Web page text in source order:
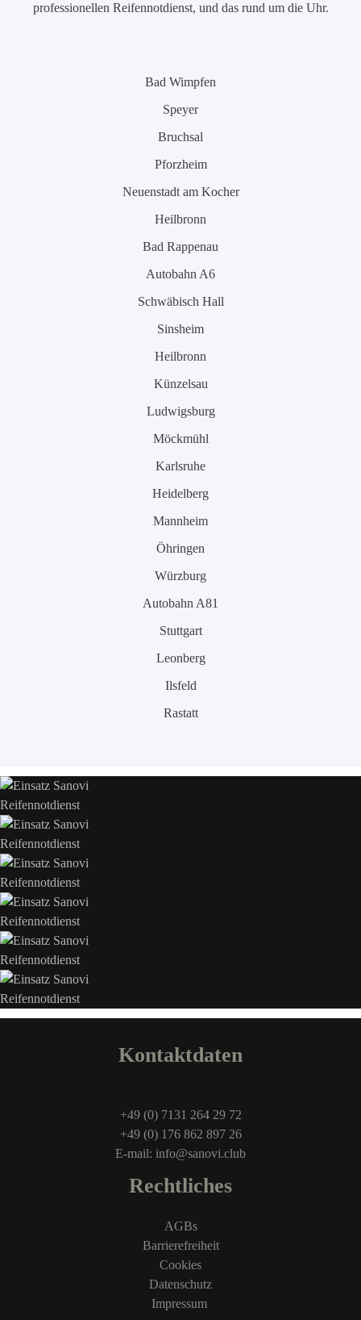
professionellen Reifennotdienst, und das rund um die Uhr.
Bad Wimpfen
Speyer
Bruchsal
Pforzheim
Neuenstadt am Kocher
Heilbronn
Bad Rappenau
Autobahn A6
Schwäbisch Hall
Sinsheim
Heilbronn
Künzelsau
Ludwigsburg
Möckmühl
Karlsruhe
Heidelberg
Mannheim
Öhringen
Würzburg
Autobahn A81
Stuttgart
Leonberg
Ilsfeld
Rastatt
Kontaktdaten
+49 (0) 7131 264 29 72
+49 (0) 176 862 897 26
E-mail: info@sanovi.club
Rechtliches
AGBs
Barrierefreiheit
Cookies
Datenschutz
Impressum